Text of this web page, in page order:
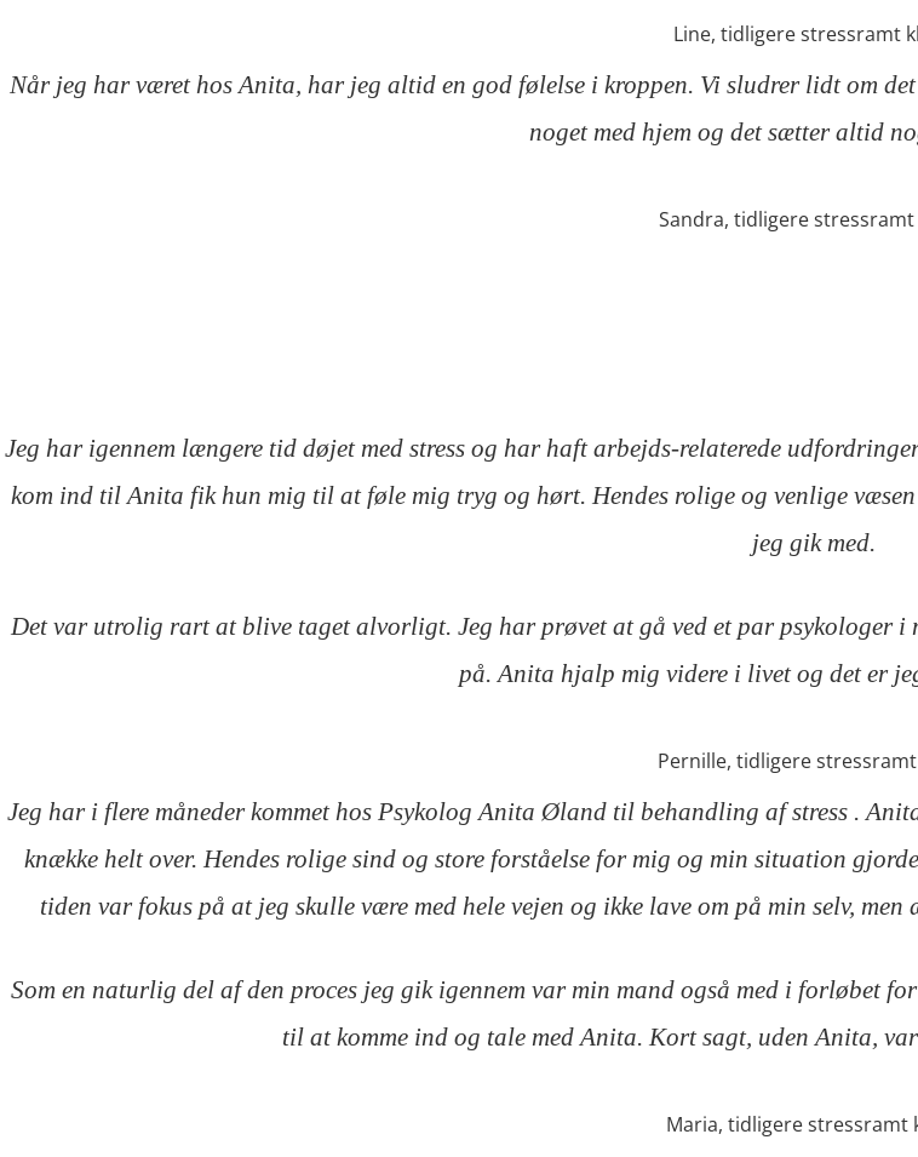
Line, tidligere stressramt
Når jeg har været hos Anita, har jeg altid en god følelse i kroppen. Vi sludrer lidt om
noget med hjem og det sætter altid
Sandra, tidligere
Jeg har igennem længere tid døjet med stress og har haft arbejds-relaterede
kom ind til Anita fik hun mig til at føle mig tryg og hørt. Hendes rolige og venlige
jeg gik med.
Det var utrolig rart at blive taget alvorligt. Jeg har prøvet at gå ved et par psykologer i
på. Anita hjalp mig videre i livet og det er
Pernille, tidligere
Jeg har i flere måneder kommet hos Psykolog Anita Øland til behandling af stress .
knække helt over. Hendes rolige sind og store forståelse for mig og min situation
tiden var fokus på at jeg skulle være med hele vejen og ikke lave om på min selv,
Som en naturlig del af den proces jeg gik igennem var min mand også med i forløbet
til at komme ind og tale med Anita. Kort sagt, uden Anita,
Maria, tidligere stressramt